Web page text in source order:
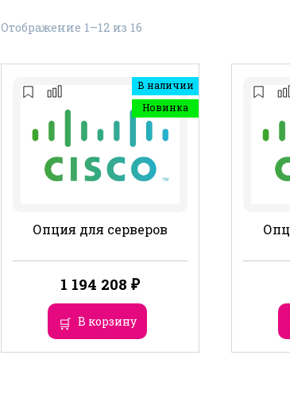
Отображение 1–12 из 16
В наличии
Новинка
Опция для серверов
1 194 208₽
В корзину